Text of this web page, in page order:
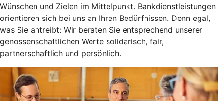
Wünschen und Zielen im Mittelpunkt. Bankdienstleistungen
orientieren sich bei uns an Ihren Bedürfnissen. Denn egal,
was Sie antreibt: Wir beraten Sie entsprechend unserer
genossenschaftlichen Werte solidarisch, fair,
partnerschaftlich und persönlich.